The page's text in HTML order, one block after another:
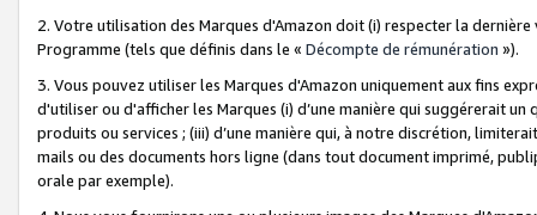
2. Votre utilisation des Marques d'Amazon doit (i) respecter la
Programme (tels que définis dans le « Décompte de rémunération »).
3. Vous pouvez utiliser les Marques d'Amazon uniquement aux fins
d'utiliser ou d'afficher les Marques (i) d’une manière qui suggérerait
produits ou services ; (iii) d’une manière qui, à notre discrétion,
mails ou des documents hors ligne (dans tout document imprimé,
orale par exemple).